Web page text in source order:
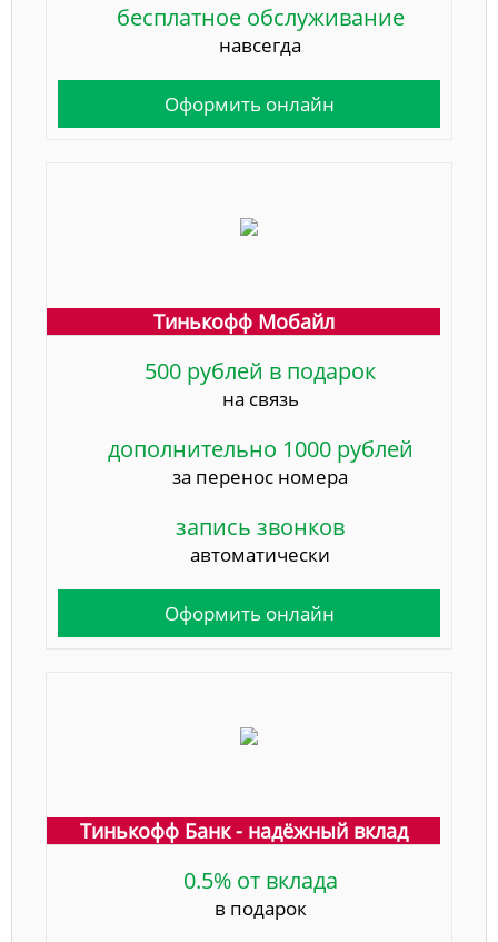
бесплатное обслуживание
навсегда
Оформить онлайн
Тинькофф Мобайл
500 рублей в подарок
на связь
дополнительно 1000 рублей
за перенос номера
запись звонков
автоматически
Оформить онлайн
Тинькофф Банк - надёжный вклад
0.5% от вклада
в подарок